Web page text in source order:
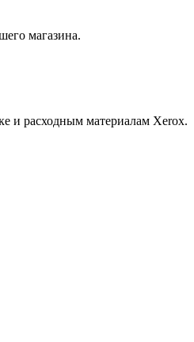
магазина.
и расходным материалам Xerox.